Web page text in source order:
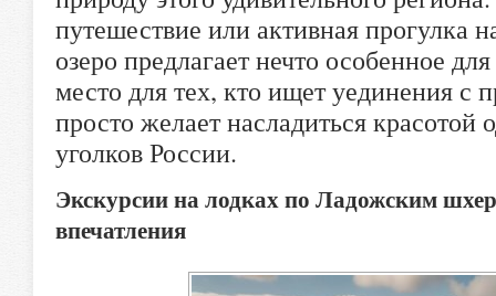
путешествие или активная прогулка
озеро предлагает нечто особенное
место для тех, кто ищет уединения с
просто желает насладиться
уголков России.
Экскурсии на лодках по Ладожским
впечатления